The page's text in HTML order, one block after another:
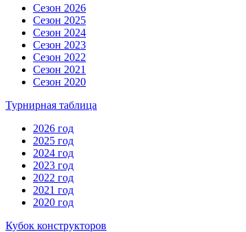
Сезон 2026
Сезон 2025
Сезон 2024
Сезон 2023
Сезон 2022
Сезон 2021
Сезон 2020
Турнирная таблица
2026 год
2025 год
2024 год
2023 год
2022 год
2021 год
2020 год
Кубок конструкторов